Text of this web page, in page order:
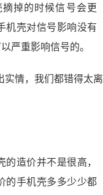
掉的时候信号会更
机壳对信号影响没有
严重影响信号的。
造价并不是很高，
的手机壳多多少少都